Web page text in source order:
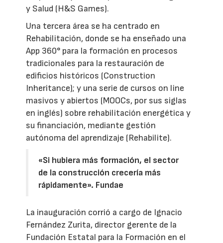
y Salud (H&S Games).
Una tercera área se ha centrado en
Rehabilitación, donde se ha enseñado una
App 360° para la formación en procesos
tradicionales para la restauración de
edificios históricos (Construction
Inheritance); y una serie de cursos on line
masivos y abiertos (MOOCs, por sus siglas
en inglés) sobre rehabilitación energética y
su financiación, mediante gestión
autónoma del aprendizaje (Rehabilite).
«Si hubiera más formación, el sector
de la construcción crecería más
rápidamente». Fundae
La inauguración corrió a cargo de Ignacio
Fernández Zurita, director gerente de la
Fundación Estatal para la Formación en el